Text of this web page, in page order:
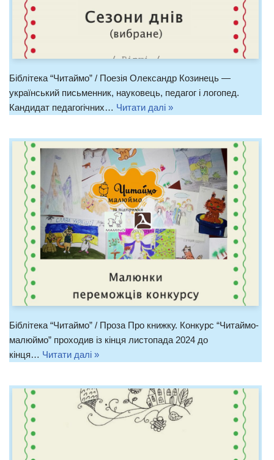
Біблітека “Читаймо” / Поезія Олександр Козинець —
український письменник, науковець, педагог і логопед.
Кандидат педагогічних… Читати далі »
Біблітека “Читаймо” / Проза Про книжку. Конкурс “Читаймо-
малюймо” проходив із кінця листопада 2024 до
кінця… Читати далі »